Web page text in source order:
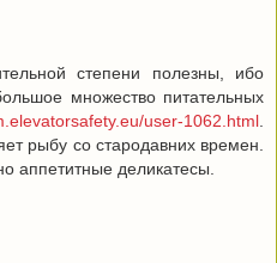
степени полезны, ибо
множество питательных
user-1062.html.
рыбу со стародавних времен.
аппетитные деликатесы.